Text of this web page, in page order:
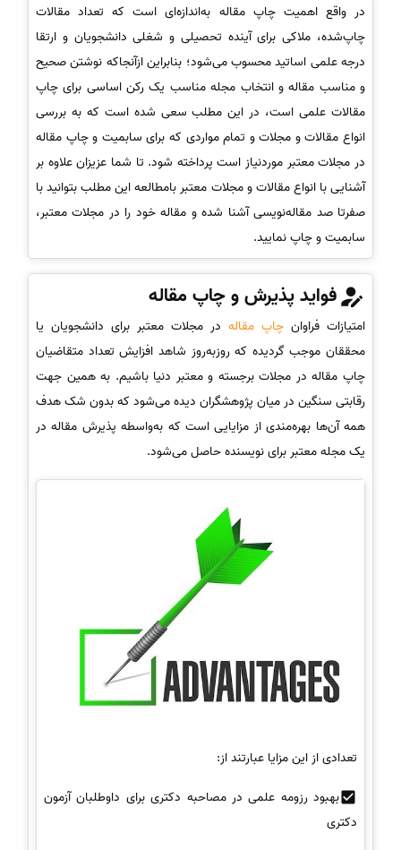
در واقع اهمیت چاپ مقاله به‌اندازه‌ای است که تعداد مقالات
چاپ‌شده، ملاکی برای آینده تحصیلی و شغلی دانشجویان و ارتقا
درجه علمی اساتید محسوب می‌شود؛ بنابراین ازآنجاکه نوشتن صحیح
و مناسب مقاله و انتخاب مجله مناسب یک رکن اساسی برای چاپ
مقالات علمی است، در این مطلب سعی شده است که به بررسی
انواع مقالات و مجلات و تمام مواردی که برای سابمیت و چاپ مقاله
در مجلات معتبر موردنیاز است پرداخته شود. تا شما عزیزان علاوه بر
آشنایی با انواع مقالات و مجلات معتبر بامطالعه این مطلب بتوانید با
صفرتا صد مقاله‌نویسی آشنا شده و مقاله خود را در مجلات معتبر،
سابمیت و چاپ نمایید.
فواید پذیرش و چاپ مقاله
امتیازات فراوان چاپ مقاله در مجلات معتبر برای دانشجویان یا
محققان موجب گردیده که روزبه‌روز شاهد افزایش تعداد متقاضیان
چاپ مقاله در مجلات برجسته و معتبر دنیا باشیم. به همین جهت
رقابتی سنگین در میان پژوهشگران دیده می‌شود که بدون شک هدف
همه آن‌ها بهره‌مندی از مزایایی است که به‌واسطه پذیرش مقاله در
یک مجله معتبر برای نویسنده حاصل می‌شود.
تعدادی از این مزایا عبارتند از:
بهبود رزومه علمی در مصاحبه دکتری برای داوطلبان آزمون
دکتری